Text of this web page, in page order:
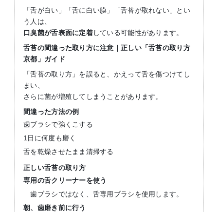
「舌が白い」「舌に白い膜」「舌苔が取れない」とい
う人は、
口臭菌が舌表面に定着している可能性があります。
舌苔の間違った取り方に注意｜正しい「舌苔の取り方
京都」ガイド
「舌苔の取り方」を誤ると、かえって舌を傷つけてし
まい、
さらに菌が増殖してしまうことがあります。
間違った方法の例
歯ブラシで強くこする
1日に何度も磨く
舌を乾燥させたまま清掃する
正しい舌苔の取り方
専用の舌クリーナーを使う
歯ブラシではなく、舌専用ブラシを使用します。
朝、歯磨き前に行う